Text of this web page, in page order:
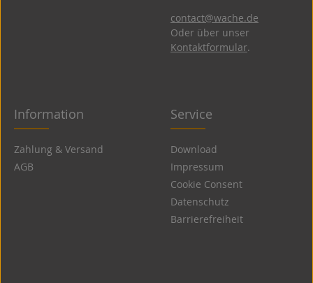
contact@wache.de
Oder über unser
Kontaktformular.
Information
Zahlung & Versand
AGB
Service
Download
Impressum
Cookie Consent
Datenschutz
Barrierefreiheit